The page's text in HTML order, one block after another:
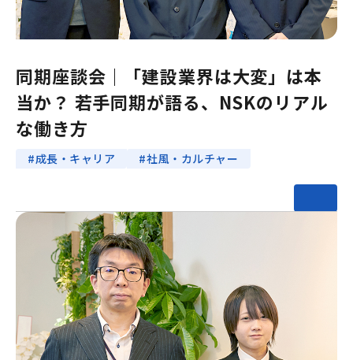
同期座談会｜「建設業界は大変」は本
当か？ 若手同期が語る、NSKのリアル
な働き方
#成長・キャリア #社風・カルチャー